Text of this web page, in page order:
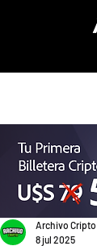
Archivo Cripto
8 jul 2025